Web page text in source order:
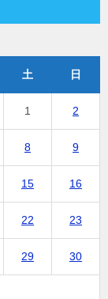
土 日
1 2
8 9
15 16
22 23
29 30